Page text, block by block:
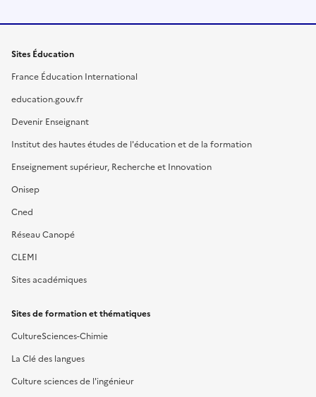
Sites Éducation
France Éducation International
education.gouv.fr
Devenir Enseignant
Institut des hautes études de l'éducation et de la formation
Enseignement supérieur, Recherche et Innovation
Onisep
Cned
Réseau Canopé
CLEMI
Sites académiques
Sites de formation et thématiques
CultureSciences-Chimie
La Clé des langues
Culture sciences de l'ingénieur